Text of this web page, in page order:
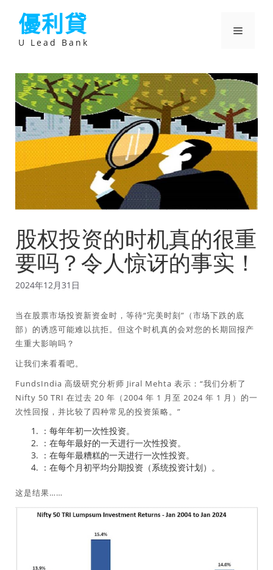
優利貸
U Lead Bank
選
股权投资的时机真的很重
要吗？令人惊讶的事实！
2024年12月31日
当在股票市场投资新资金时，等待“完美时刻”（市场下跌的底
部）的诱惑可能难以抗拒。但这个时机真的会对您的长期回报产
生重大影响吗？
让我们来看看吧。
FundsIndia 高级研究分析师 Jiral Mehta 表示：“我们分析了
Nifty 50 TRI 在过去 20 年（2004 年 1 月至 2024 年 1 月）的一
次性回报，并比较了四种常见的投资策略。”
：每年年初一次性投资。
：在每年最好的一天进行一次性投资。
：在每年最糟糕的一天进行一次性投资。
：在每个月初平均分期投资（系统投资计划）。
这是结果……